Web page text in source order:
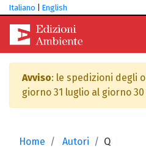
Italiano English
Avviso: le spedizioni degli
giorno 31 luglio al giorno
Home Autori Q